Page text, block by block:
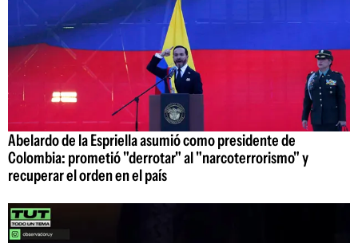
Abelardo de la Espriella asumió como presidente de
Colombia: prometió "derrotar" al "narcoterrorismo" y
recuperar el orden en el país